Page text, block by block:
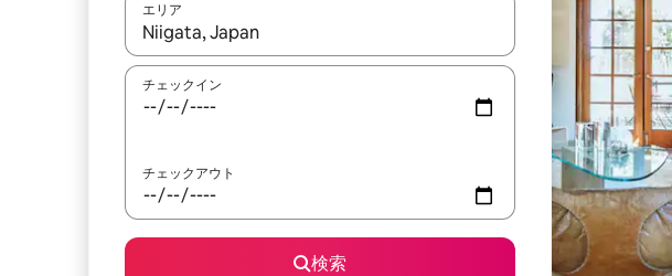
エリア
検索結果が表示されたら、上下の矢印キーを使って移動するか、画面をタ
チェックイン
チェックアウト
検索